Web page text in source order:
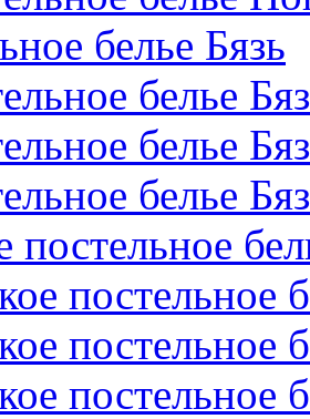
белье Бязь
белье
белье
белье
постельное
постельное
постельное